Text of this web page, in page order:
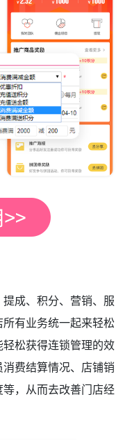
成、积分、营销、服
有业务统一起来轻松
松获得连锁管理的效
费结算情况、店铺销
，从而去改善门店经